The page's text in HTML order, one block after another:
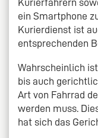
Kurierfahrern
ein Smartphone
Kurierdienst ist
entsprechenden
Wahrscheinlich
bis auch
Art von Fahrrad
werden muss.
hat sich das